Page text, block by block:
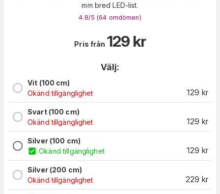
mm bred LED-list.
4.8/5 (64 omdömen)
Pris från 129 kr
Välj:
Vit (100 cm)
Okänd tillgänglighet
129 kr
Svart (100 cm)
Okänd tillgänglighet
129 kr
Silver (100 cm)
Okänd tillgänglighet
129 kr
Silver (200 cm)
Okänd tillgänglighet
229 kr